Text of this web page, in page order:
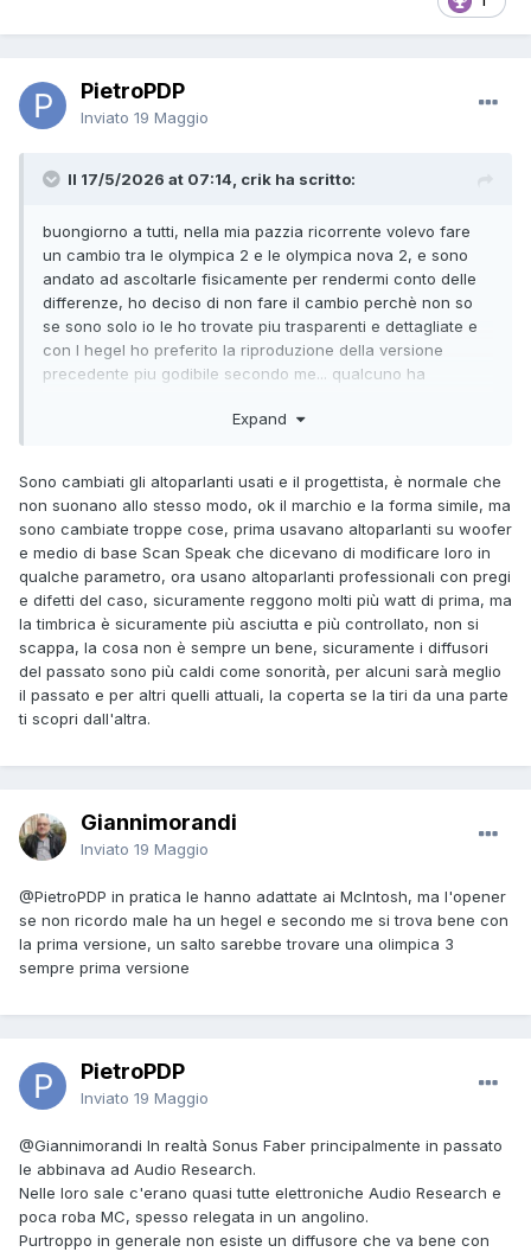
PietroPDP
Inviato 19 Maggio
Il 17/5/2026 at 07:14, crik ha scritto:
buongiorno a tutti, nella mia pazzia ricorrente volevo fare
un cambio tra le olympica 2 e le olympica nova 2, e sono
andato ad ascoltarle fisicamente per rendermi conto delle
differenze, ho deciso di non fare il cambio perchè non so
se sono solo io le ho trovate piu trasparenti e dettagliate e
con l hegel ho preferito la riproduzione della versione
precedente piu godibile secondo me... qualcuno ha
Expand
Sono cambiati gli altoparlanti usati e il progettista, è normale che
non suonano allo stesso modo, ok il marchio e la forma simile, ma
sono cambiate troppe cose, prima usavano altoparlanti su woofer
e medio di base Scan Speak che dicevano di modificare loro in
qualche parametro, ora usano altoparlanti professionali con pregi
e difetti del caso, sicuramente reggono molti più watt di prima, ma
la timbrica è sicuramente più asciutta e più controllato, non si
scappa, la cosa non è sempre un bene, sicuramente i diffusori
del passato sono più caldi come sonorità, per alcuni sarà meglio
il passato e per altri quelli attuali, la coperta se la tiri da una parte
ti scopri dall'altra.
Giannimorandi
Inviato 19 Maggio
@PietroPDP in pratica le hanno adattate ai McIntosh, ma l'opener
se non ricordo male ha un hegel e secondo me si trova bene con
la prima versione, un salto sarebbe trovare una olimpica 3
sempre prima versione
PietroPDP
Inviato 19 Maggio
@Giannimorandi In realtà Sonus Faber principalmente in passato
le abbinava ad Audio Research.
Nelle loro sale c'erano quasi tutte elettroniche Audio Research e
poca roba MC, spesso relegata in un angolino.
Purtroppo in generale non esiste un diffusore che va bene con